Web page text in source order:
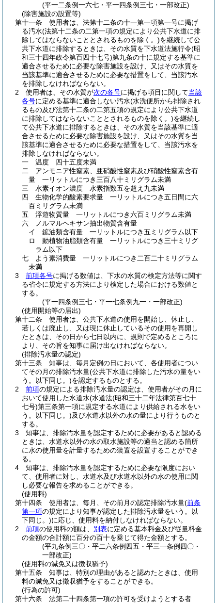
(平一二条例一六七・平一四条例三七・一部改正)
(除害施設の設置等)
第十一条
使用者は、法第十二条の十一第一項第一号に掲げ
る汚水(法第十二条の二第一項の規定により公共下水道に排
除してはならないこととされるものを除く。)を継続して公
共下水道に排除するときは、その水質を下水道法施行令(昭
和三十四年政令第百四十七号)第九条の十に規定する基準に
適合させるために必要な除害施設を設け、又はその水質を
当該基準に適合させるために必要な措置をして、当該汚水
を排除しなければならない。
2
使用者は、その水質が次の各号に掲げる項目に関して当該
各号に定める基準に適合しない汚水(水洗便所から排除され
るもの及び法第十二条の二第五項の規定により公共下水道
に排除してはならないこととされるものを除く。)を継続し
て公共下水道に排除するときは、その水質を当該基準に適
合させるために必要な除害施設を設け、又はその水質を当
該基準に適合させるために必要な措置をして、当該汚水を
排除しなければならない。
一
温度 四十五度未満
二
アンモニア性窒素、亜硝酸性窒素及び硝酸性窒素含有
量 一リットルにつき三百八十ミリグラム未満
三
水素イオン濃度 水素指数五を超え九未満
四
生物化学的酸素要求量 一リットルにつき五日間に六
百ミリグラム未満
五
浮遊物質量 一リットルにつき六百ミリグラム未満
六
ノルマルヘキサン抽出物質含有量
イ
鉱油類含有量 一リットルにつき五ミリグラム以下
ロ
動植物油脂類含有量 一リットルにつき三十ミリグ
ラム以下
七
よう素消費量 一リットルにつき二百二十ミリグラム
未満
3
前項各号に掲げる数値は、下水の水質の検定方法等に関す
る省令に規定する方法により検定した場合における数値と
する。
(平一四条例三七・平一七条例九一・一部改正)
(使用開始等の届出)
第十二条
使用者は、公共下水道の使用を開始し、休止し、
若しくは廃止し、又は現に休止しているその使用を再開し
たときは、その日から七日以内に、規則で定めるところに
より、その旨を知事に届け出なければならない。
(排除汚水量の認定)
第十三条
知事は、毎月定例の日において、各使用者につい
てその月の排除汚水量(公共下水道に排除した汚水の量をい
う。以下同じ。)を認定するものとする。
2
前項の規定による排除汚水量の認定は、使用者がその月に
おいて使用した水道水(水道法(昭和三十二年法律第百七十
七号)第三条第一項に規定する水道により供給される水をい
う。以下同じ。)及び水道水以外の水の量により行うものと
する。
3
知事は、排除汚水量を認定するために必要があると認める
ときは、水道水以外の水の取水施設等の適当と認める箇所
に水の使用量を計量するための装置を設置することができ
る。
4
知事は、排除汚水量を認定するために必要な限度におい
て、使用者に対し、水道水及び水道水以外の水の使用に関
し必要な報告を求めることができる。
(使用料)
第十四条
使用者は、毎月、その前月の認定排除汚水量(前条
第一項の規定により知事が認定した排除汚水量をいう。以
下同じ。)に応じ、使用料を納付しなければならない。
2
前項の使用料の額は、 別表に定める基本料金及び従量料金
の金額の合計額に百分の百十を乗じて得た金額とする。
(平九条例三〇・平二六条例四五・平三一条例四〇・
一部改正)
(使用料の減免又は徴収猶予)
第十五条
知事は、特別の理由があると認めたときは、使用
料の減免又は徴収猶予をすることができる。
(行為の許可)
第十六条
法第二十四条第一項の許可を受けようとする者